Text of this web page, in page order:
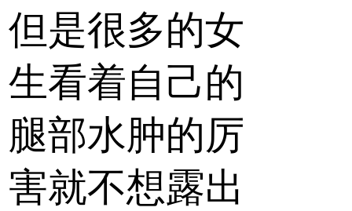
但是很多的女
生看着自己的
腿部水肿的厉
害就不想露出